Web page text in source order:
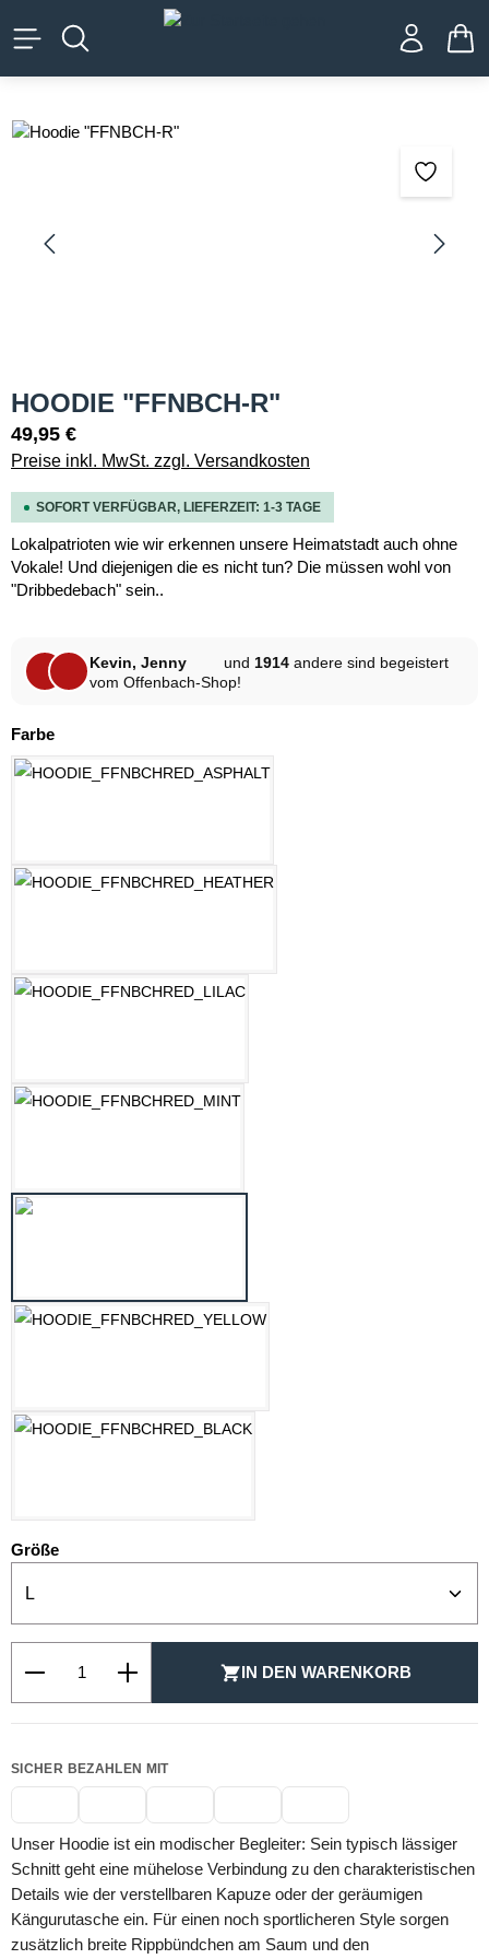
springen
Bildergalerie überspringen
HOODIE "FFNBCH-R"
49,95 €
Preise inkl. MwSt. zzgl. Versandkosten
SOFORT VERFÜGBAR, LIEFERZEIT: 1-3 TAGE
Lokalpatrioten wie wir erkennen unsere Heimatstadt auch ohne
Vokale! Und diejenigen die es nicht tun? Die müssen wohl von
"Dribbedebach" sein..
Kevin, Jenny und 1914 andere sind begeistert
vom Offenbach-Shop!
Farbeauswählen
Größeauswählen
IN DEN WARENKORB
SICHER BEZAHLEN MIT
Unser Hoodie ist ein modischer Begleiter: Sein typisch lässiger
Schnitt geht eine mühelose Verbindung zu den charakteristischen
Details wie der verstellbaren Kapuze oder der geräumigen
Kängurutasche ein. Für einen noch sportlicheren Style sorgen
zusätzlich breite Rippbündchen am Saum und den